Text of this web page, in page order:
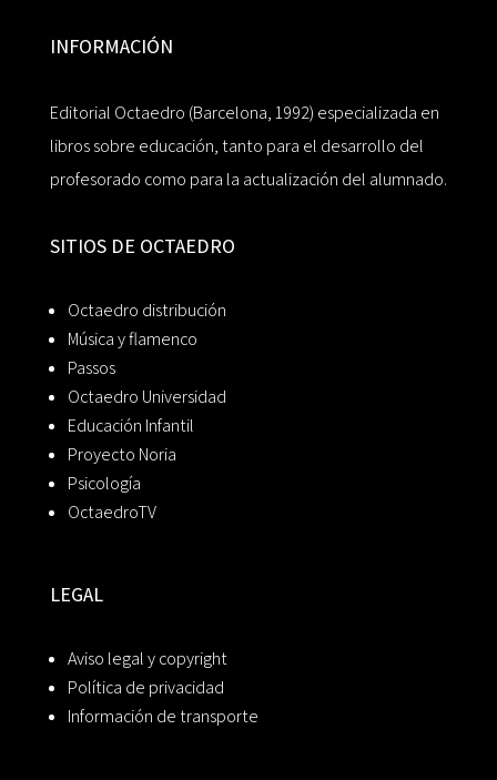
INFORMACIÓN
Editorial Octaedro (Barcelona, 1992) especializada en
libros sobre educación, tanto para el desarrollo del
profesorado como para la actualización del alumnado.
SITIOS DE OCTAEDRO
Octaedro distribución
Música y flamenco
Passos
Octaedro Universidad
Educación Infantil
Proyecto Noria
Psicología
OctaedroTV
LEGAL
Aviso legal y copyright
Política de privacidad
Información de transporte